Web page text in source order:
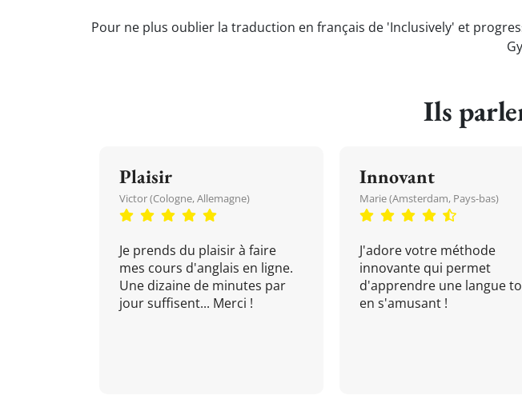
Pour ne plus oublier la traduction en français de 'Inclusively' et
Ils
Plaisir
Victor (Cologne, Allemagne)
Je prends du plaisir à faire
mes cours d'anglais en ligne.
Une dizaine de minutes par
jour suffisent... Merci !
Innovant
Marie (Amsterdam, Pays-bas)
J'adore votre méthode
innovante qui permet
d'apprendre une langue
en s'amusant !